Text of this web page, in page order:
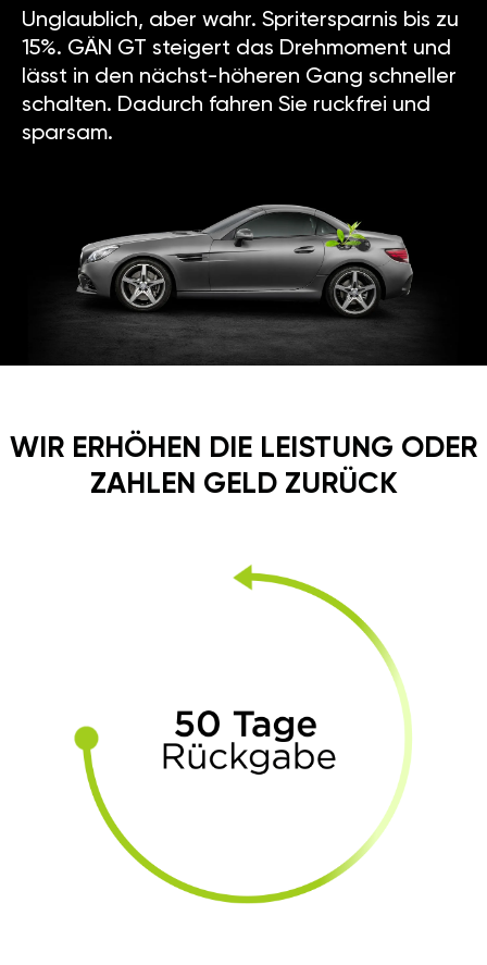
Unglaublich, aber wahr. Spritersparnis bis zu
15%. GÄN GT steigert das Drehmoment und
lässt in den nächst-höheren Gang schneller
schalten. Dadurch fahren Sie ruckfrei und
sparsam.
WIR ERHÖHEN DIE LEISTUNG ODER
ZAHLEN GELD ZURÜCK